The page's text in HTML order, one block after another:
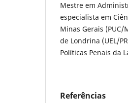
Mestre em
especialista em
Minas Gerais
de Londrina (UEL/
Políticas Penais da
Referências